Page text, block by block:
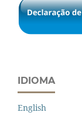
IDIOMA
English